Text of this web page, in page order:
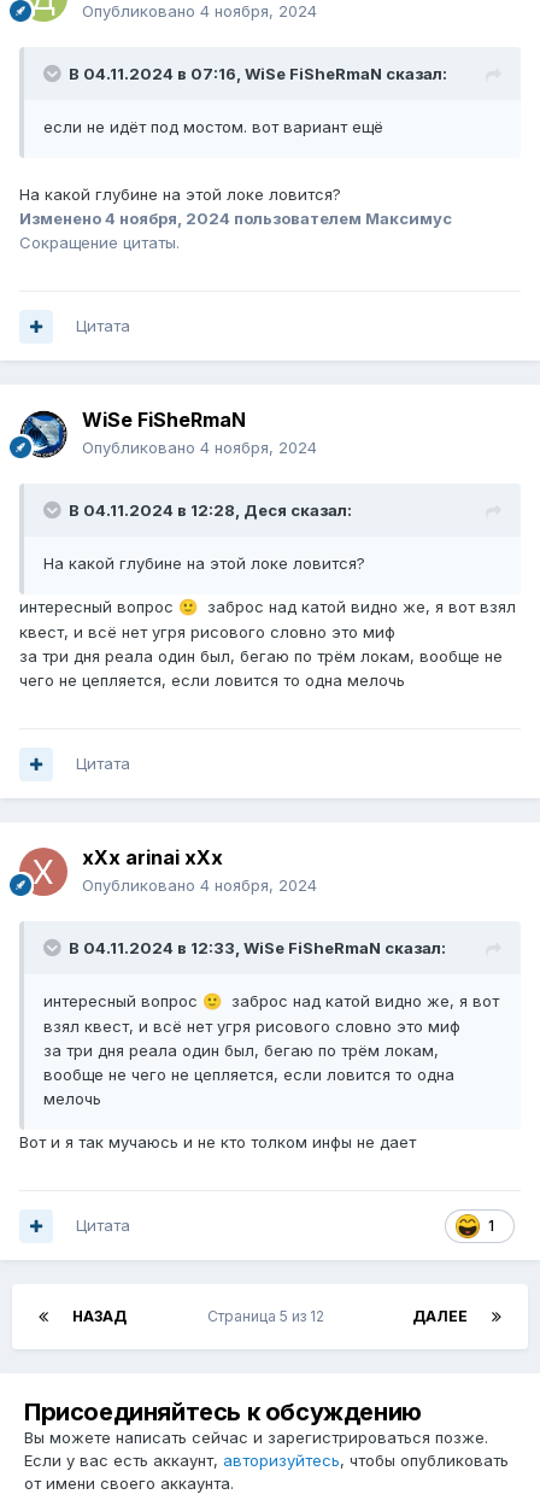
Опубликовано 4 ноября, 2024
В 04.11.2024 в 07:16, WiSe FiSheRmaN сказал:
если не идёт под мостом. вот вариант ещё
На какой глубине на этой локе ловится?
Изменено4 ноября, 2024 пользователем Максимус
Сокращение цитаты.
Цитата
WiSe FiSheRmaN
Опубликовано 4 ноября, 2024
В 04.11.2024 в 12:28, Деся сказал:
На какой глубине на этой локе ловится?
интересный вопрос 🙂 заброс над катой видно же, я вот взял
квест, и всё нет угря рисового словно это миф
за три дня реала один был, бегаю по трём локам, вообще не
чего не цепляется, если ловится то одна мелочь
Цитата
хХх arinai хХх
Опубликовано 4 ноября, 2024
В 04.11.2024 в 12:33, WiSe FiSheRmaN сказал:
интересный вопрос 🙂 заброс над катой видно же, я вот
взял квест, и всё нет угря рисового словно это миф
за три дня реала один был, бегаю по трём локам,
вообще не чего не цепляется, если ловится то одна
мелочь
Вот и я так мучаюсь и не кто толком инфы не дает
1
Цитата
НАЗАД ДАЛЕЕ
Страница 5 из 12
Присоединяйтесь к обсуждению
Вы можете написать сейчас и зарегистрироваться позже.
Если у вас есть аккаунт, авторизуйтесь, чтобы опубликовать
от имени своего аккаунта.